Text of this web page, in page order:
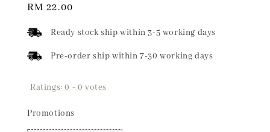
Regular
RM 22.00
Ready stock ship within 3-5 working days
Pre-order ship within 7-30 working days
Ratings:0 - 0 votes
Promotions